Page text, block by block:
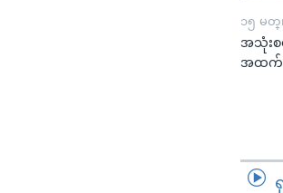
၁၅ မတ္
အသုံးစ
အထက်